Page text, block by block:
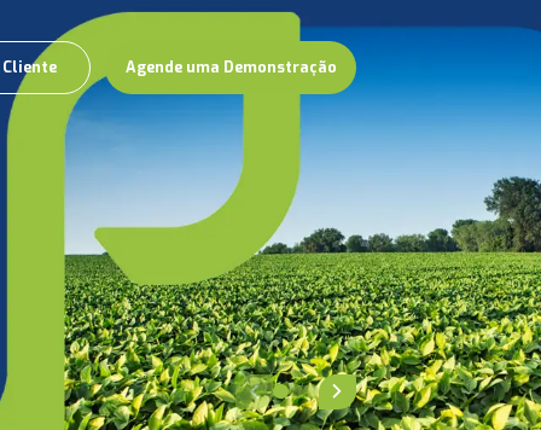
Agende uma Demonstração
Previous slide Next slide